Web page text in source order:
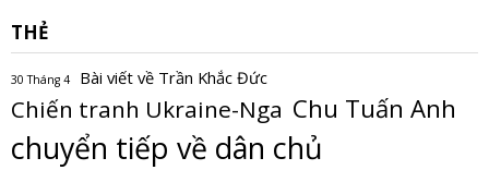
THẺ
30 Tháng 4 Bài viết về Trần Khắc Đức
Chiến tranh Ukraine-Nga Chu Tuấn Anh
chuyển tiếp về dân chủ